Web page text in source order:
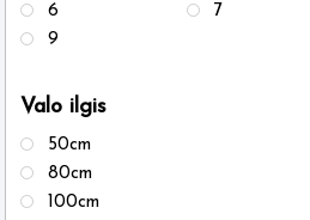
6
7
9
Valo ilgis
50cm
80cm
100cm